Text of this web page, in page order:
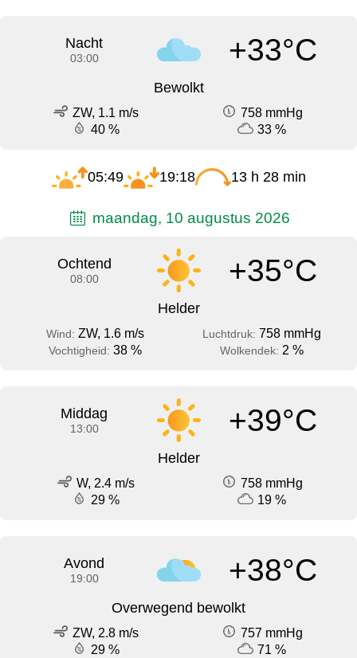
Nacht
03:00 +33°C
Bewolkt
ZW, 1.1 m/s
758 mmHg
40 %
33 %
05:49 19:18 13 h 28 min
maandag, 10 augustus 2026
Ochtend
08:00 +35°C
Helder
Wind: ZW, 1.6 m/s Luchtdruk: 758 mmHg
Vochtigheid: 38 % Wolkendek: 2 %
Middag
13:00 +39°C
Helder
W, 2.4 m/s
758 mmHg
29 %
19 %
Avond
19:00 +38°C
Overwegend bewolkt
ZW, 2.8 m/s
757 mmHg
29 %
71 %